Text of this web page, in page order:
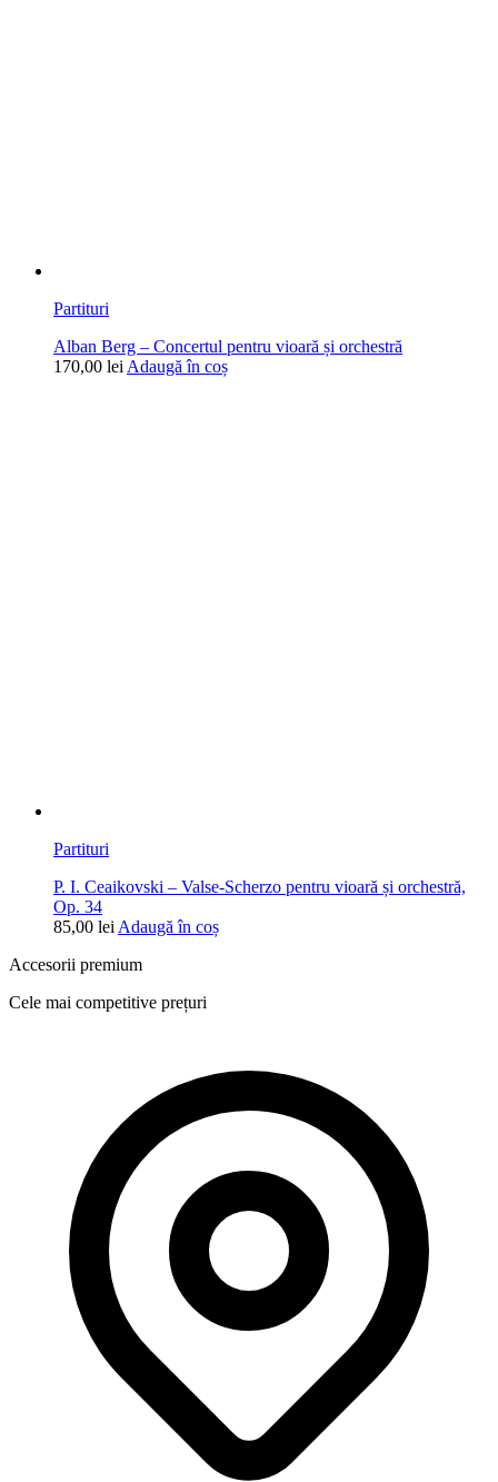
Partituri
Alban Berg – Concertul pentru vioară și orchestră
170,00 lei Adaugă în coș
Partituri
P. I. Ceaikovski – Valse-Scherzo pentru vioară și orchestră,
Op. 34
85,00 lei Adaugă în coș
Accesorii premium
Cele mai competitive prețuri